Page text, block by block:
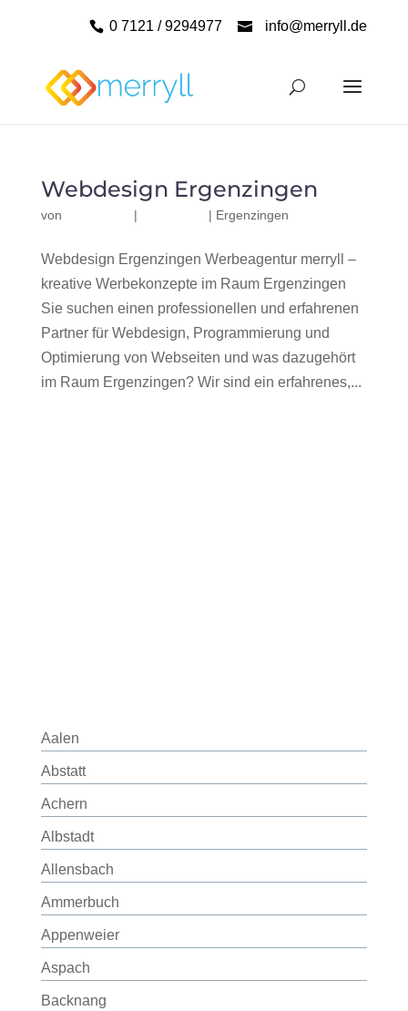
0 7121 / 9294977 info@merryll.de
Webdesign Ergenzingen
von | | Ergenzingen
Webdesign Ergenzingen Werbeagentur merryll –
kreative Werbekonzepte im Raum Ergenzingen
Sie suchen einen professionellen und erfahrenen
Partner für Webdesign, Programmierung und
Optimierung von Webseiten und was dazugehört
im Raum Ergenzingen? Wir sind ein erfahrenes,...
Aalen
Abstatt
Achern
Albstadt
Allensbach
Ammerbuch
Appenweier
Aspach
Backnang